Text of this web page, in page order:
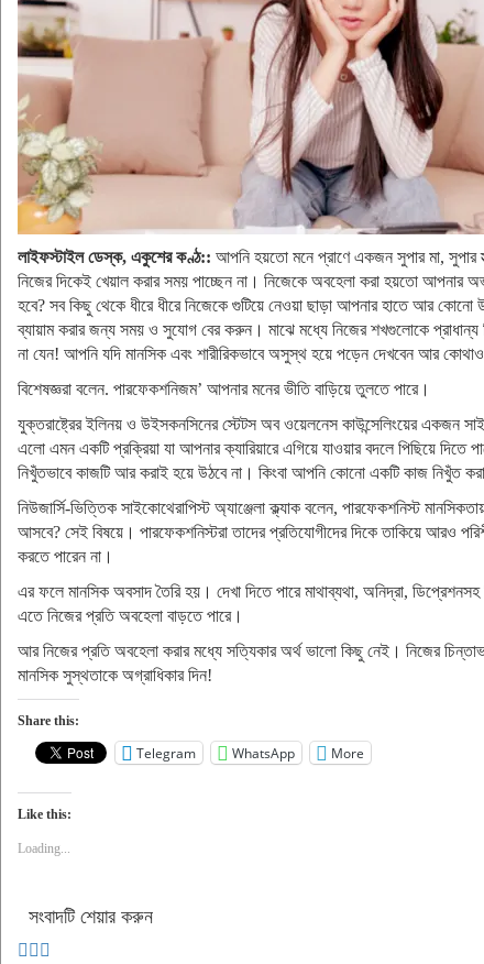
লাইফস্টাইল ডেস্ক, একুশের কণ্ঠ:: আপনি হয়তো মনে প্রাণে একজন সুপার মা, সুপার
নিজের দিকেই খেয়াল করার সময় পাচ্ছেন না। নিজেকে অবহেলা করা হয়তো
হবে? সব কিছু থেকে ধীরে ধীরে নিজেকে গুটিয়ে নেওয়া ছাড়া আপনার হাতে আর
ব্যায়াম করার জন্য সময় ও সুযোগ বের করুন। মাঝে মধ্যে নিজের শখগুলোকে
না যেন! আপনি যদি মানসিক এবং শারীরিকভাবে অসুস্থ হয়ে পড়েন দেখবেন আর কোথাও
বিশেষজ্ঞরা বলেন. পারফেকশনিজম’ আপনার মনের ভীতি বাড়িয়ে তুলতে পারে।
যুক্তরাষ্ট্রের ইলিনয় ও উইসকনসিনের স্টেটস অব ওয়েলনেস কাউন্সেলিংয়ের একজন
এলো এমন একটি প্রক্রিয়া যা আপনার ক্যারিয়ারে এগিয়ে যাওয়ার বদলে পিছিয়ে
নিখুঁতভাবে কাজটি আর করাই হয়ে উঠবে না। কিংবা আপনি কোনো একটি কাজ নিখুঁত
নিউজার্সি-ভিত্তিক সাইকোথেরাপিস্ট অ্যাঞ্জেলা ক্ল্যাক বলেন, পারফেকশনিস্ট
আসবে? সেই বিষয়ে। পারফেকশনিস্টরা তাদের প্রতিযোগীদের দিকে তাকিয়ে আরও
করতে পারেন না।
এর ফলে মানসিক অবসাদ তৈরি হয়। দেখা দিতে পারে মাথাব্যথা, অনিদ্রা,
এতে নিজের প্রতি অবহেলা বাড়তে পারে।
আর নিজের প্রতি অবহেলা করার মধ্যে সত্যিকার অর্থ ভালো কিছু নেই। নিজের
মানসিক সুস্থতাকে অগ্রাধিকার দিন!
Share this:
Telegram WhatsApp More
Like this:
Loading...
সংবাদটি শেয়ার করুন